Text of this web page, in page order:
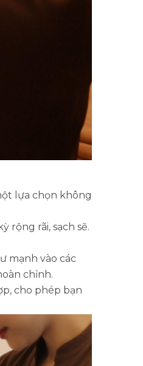
lựa chọn không
rộng rãi, sạch sẽ.
mạnh vào các
chỉnh.
cho phép bạn